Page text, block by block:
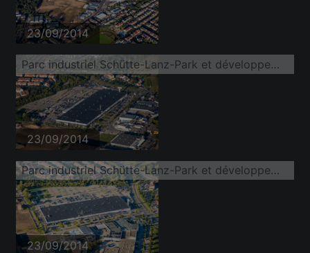
23/09/2014
Parc industriel Schütte-Lanz-Park et développement d'entreprises dans le district de Rheinau
23/09/2014
Parc industriel Schütte-Lanz-Park et développement d'entreprises dans le district de Rheinau
23/09/2014